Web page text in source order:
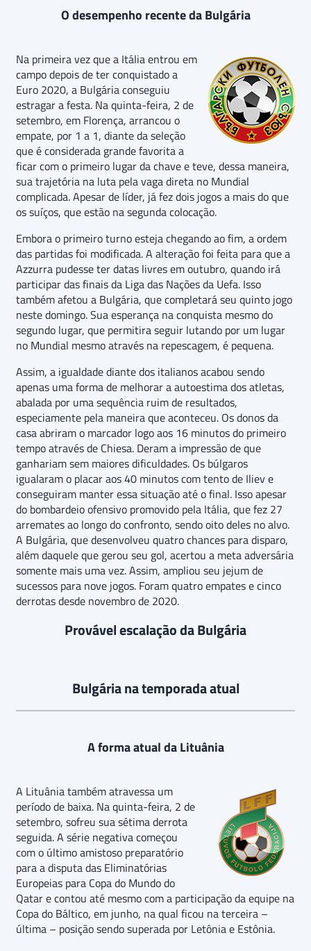
O desempenho recente da Bulgária
Na primeira vez que a Itália entrou em
campo depois de ter conquistado a
Euro 2020, a Bulgária conseguiu
estragar a festa. Na quinta-feira, 2 de
setembro, em Florença, arrancou o
empate, por 1 a 1, diante da seleção
que é considerada grande favorita a
ficar com o primeiro lugar da chave e teve, dessa maneira,
sua trajetória na luta pela vaga direta no Mundial
complicada. Apesar de líder, já fez dois jogos a mais do que
os suíços, que estão na segunda colocação.
Embora o primeiro turno esteja chegando ao fim, a ordem
das partidas foi modificada. A alteração foi feita para que a
Azzurra pudesse ter datas livres em outubro, quando irá
participar das finais da Liga das Nações da Uefa. Isso
também afetou a Bulgária, que completará seu quinto jogo
neste domingo. Sua esperança na conquista mesmo do
segundo lugar, que permitira seguir lutando por um lugar
no Mundial mesmo através na repescagem, é pequena.
Assim, a igualdade diante dos italianos acabou sendo
apenas uma forma de melhorar a autoestima dos atletas,
abalada por uma sequência ruim de resultados,
especiamente pela maneira que aconteceu. Os donos da
casa abriram o marcador logo aos 16 minutos do primeiro
tempo através de Chiesa. Deram a impressão de que
ganhariam sem maiores dificuldades. Os búlgaros
igualaram o placar aos 40 minutos com tento de Iliev e
conseguiram manter essa situação até o final. Isso apesar
do bombardeio ofensivo promovido pela Itália, que fez 27
arremates ao longo do confronto, sendo oito deles no alvo.
A Bulgária, que desenvolveu quatro chances para disparo,
além daquele que gerou seu gol, acertou a meta adversária
somente mais uma vez. Assim, ampliou seu jejum de
sucessos para nove jogos. Foram quatro empates e cinco
derrotas desde novembro de 2020.
Provável escalação da Bulgária
Bulgária na temporada atual
A forma atual da Lituânia
A Lituânia também atravessa um
período de baixa. Na quinta-feira, 2 de
setembro, sofreu sua sétima derrota
seguida. A série negativa começou
com o último amistoso preparatório
para a disputa das Eliminatórias
Europeias para Copa do Mundo do
Qatar e contou até mesmo com a participação da equipe na
Copa do Báltico, em junho, na qual ficou na terceira –
última – posição sendo superada por Letônia e Estônia.